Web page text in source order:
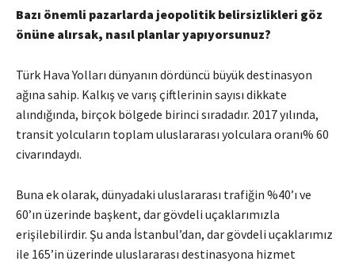
Bazı önemli pazarlarda jeopolitik belirsizlikleri göz
önüne alırsak, nasıl planlar yapıyorsunuz?
Türk Hava Yolları dünyanın dördüncü büyük destinasyon
ağına sahip. Kalkış ve varış çiftlerinin sayısı dikkate
alındığında, birçok bölgede birinci sıradadır. 2017 yılında,
transit yolcuların toplam uluslararası yolculara oranı% 60
civarındaydı.
Buna ek olarak, dünyadaki uluslararası trafiğin %40’ı ve
60’ın üzerinde başkent, dar gövdeli uçaklarımızla
erişilebilirdir. Şu anda İstanbul’dan, dar gövdeli uçaklarımız
ile 165’in üzerinde uluslararası destinasyona hizmet